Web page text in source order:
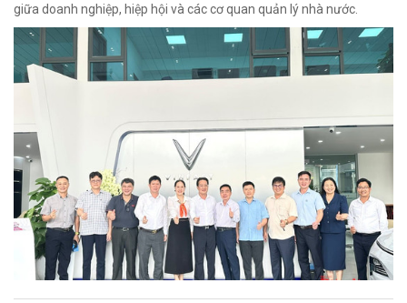
giữa doanh nghiệp, hiệp hội và các cơ quan quản lý nhà nước.